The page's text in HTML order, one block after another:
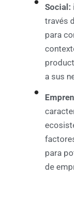
Social:
través
para
a sus
para
de